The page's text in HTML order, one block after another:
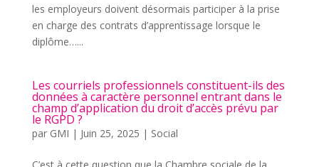
les employeurs doivent désormais participer à la prise
en charge des contrats d’apprentissage lorsque le
diplôme…...
Les courriels professionnels constituent-ils des
données à caractère personnel entrant dans le
champ d’application du droit d’accès prévu par
le RGPD ?
par GMI | Juin 25, 2025 | Social